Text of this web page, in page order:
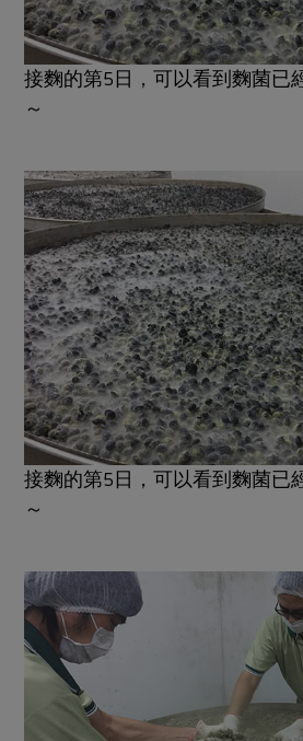
接麴的第5日，可以看到麴菌已
～
接麴的第5日，可以看到麴菌已
～